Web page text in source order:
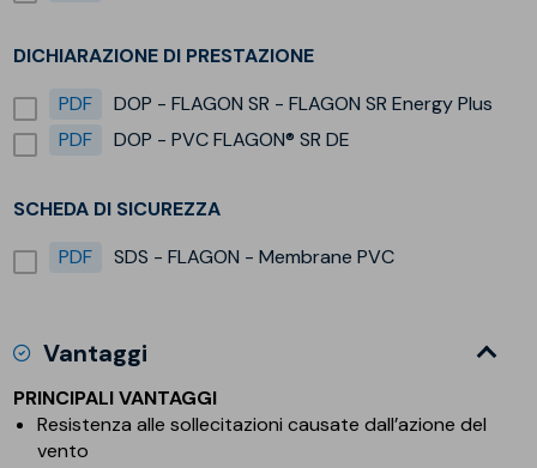
DICHIARAZIONE DI PRESTAZIONE
PDF
DOP - FLAGON SR - FLAGON SR Energy Plus
PDF
DOP - PVC FLAGON® SR DE
SCHEDA DI SICUREZZA
PDF
SDS - FLAGON - Membrane PVC
Vantaggi
PRINCIPALI VANTAGGI
Resistenza alle sollecitazioni causate dall’azione del
vento